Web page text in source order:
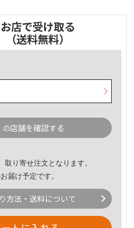
お店で受け取る
（送料無料）
の店舗を確認する
取り寄せ注文となります。
届け予定です。
方法・送料について